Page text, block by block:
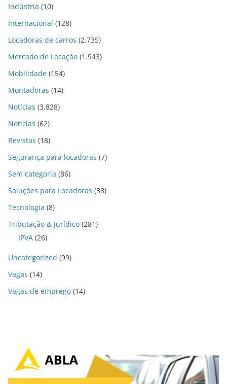
Indústria (10)
Internacional (128)
Locadoras de carros (2.735)
Mercado de Locação (1.943)
Mobilidade (154)
Montadoras (14)
Notícias (3.828)
Notícias (62)
Revistas (18)
Segurança para locadoras (7)
Sem categoria (86)
Soluções para Locadoras (38)
Tecnologia (8)
Tributação & Jurídico (281)
IPVA (26)
Uncategorized (99)
Vagas (14)
Vagas de emprego (14)